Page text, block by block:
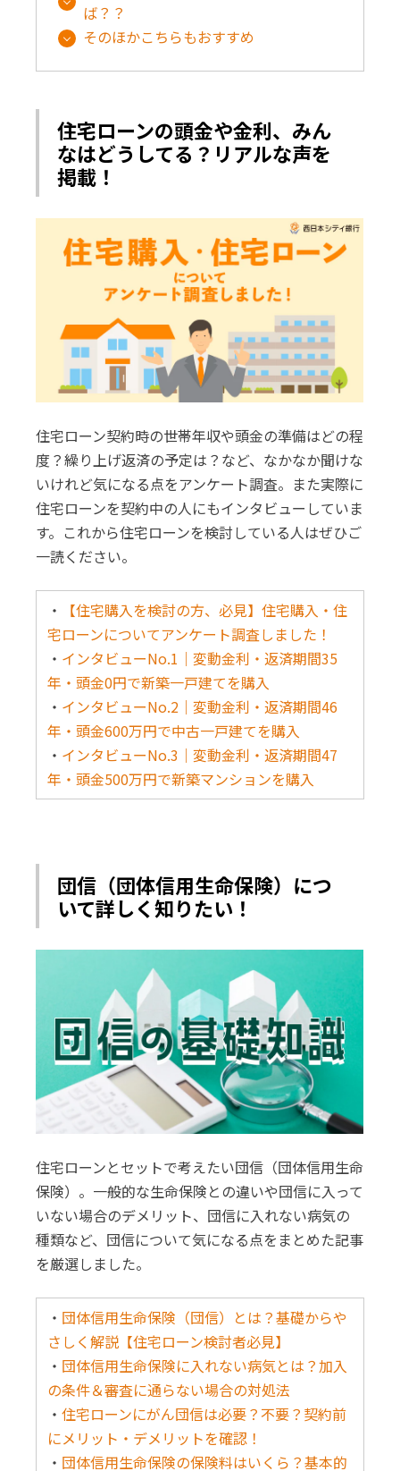
ば？？
そのほかこちらもおすすめ
住宅ローンの頭金や金利、みん
なはどうしてる？リアルな声を
掲載！
住宅ローン契約時の世帯年収や頭金の準備はどの程
度？繰り上げ返済の予定は？など、なかなか聞けな
いけれど気になる点をアンケート調査。また実際に
住宅ローンを契約中の人にもインタビューしていま
す。これから住宅ローンを検討している人はぜひご
一読ください。
・
【住宅購入を検討の方、必見】住宅購入・住
宅ローンについてアンケート調査しました！
・ インタビューNo.1｜変動金利・返済期間35
年・頭金0円で新築一戸建てを購入
・ インタビューNo.2｜変動金利・返済期間46
年・頭金600万円で中古一戸建てを購入
・ インタビューNo.3｜変動金利・返済期間47
年・頭金500万円で新築マンションを購入
団信（団体信用生命保険）につ
いて詳しく知りたい！
住宅ローンとセットで考えたい団信（団体信用生命
保険）。一般的な生命保険との違いや団信に入って
いない場合のデメリット、団信に入れない病気の
種類など、団信について気になる点をまとめた記事
を厳選しました。
・ 団体信用生命保険（団信）とは？基礎からや
さしく解説【住宅ローン検討者必見】
・ 団体信用生命保険に入れない病気とは？加入
の条件＆審査に通らない場合の対処法
・住宅ローンにがん団信は必要？不要？契約前
にメリット・デメリットを確認！
・ 団体信用生命保険の保険料はいくら？基本的